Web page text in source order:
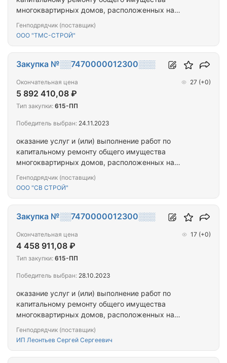
многоквартирных домов, расположенных на
Генподрядчик (поставщик)
ООО "ТМС-СТРОЙ"
оказание услуг и (или) выполнение работ по
капитальному ремонту общего имущества
многоквартирных домов, расположенных на
Генподрядчик (поставщик)
ООО "СВ СТРОЙ"
Закупка №░░7470000012300░░░
Окончательная цена
5 892 410,08 ₽
27 (+0)
Тип закупки: 615-ПП
Победитель выбран: 24.11.2023
оказание услуг и (или) выполнение работ по
капитальному ремонту общего имущества
многоквартирных домов, расположенных на
Генподрядчик (поставщик)
ИП Леонтьев Сергей Сергеевич
Закупка №░░7470000012300░░░
Окончательная цена
4 458 911,08 ₽
17 (+0)
Тип закупки: 615-ПП
Победитель выбран: 28.10.2023